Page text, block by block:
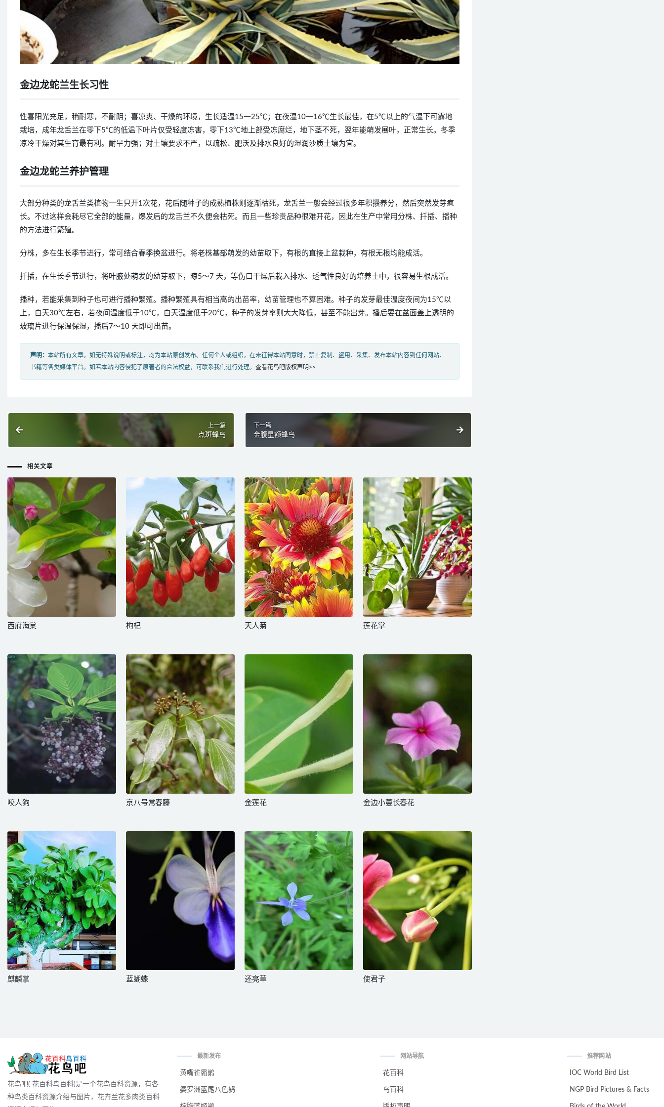
金边龙蛇兰生长习性
性喜阳光充足，稍耐寒，不耐阴；喜凉爽、干燥的环境，生长适温15一25℃；在夜温10一16℃生长最佳，在5℃以上的气温下可露地
栽培，成年龙舌兰在零下5℃的低温下叶片仅受轻度冻害，零下13℃地上部受冻腐烂，地下茎不死，翌年能萌发展叶，正常生长。冬季
凉冷干燥对其生育最有利。耐旱力强；对土壤要求不严，以疏松、肥沃及排水良好的湿润沙质土壤为宜。
金边龙蛇兰养护管理
大部分种类的龙舌兰类植物一生只开1次花，花后随种子的成熟植株则逐渐枯死，龙舌兰一般会经过很多年积攒养分，然后突然发芽疯
长。不过这样会耗尽它全部的能量，爆发后的龙舌兰不久便会枯死。而且一些珍贵品种很难开花，因此在生产中常用分株、扦插、播种
的方法进行繁殖。
分株，多在生长季节进行，常可结合春季换盆进行。将老株基部萌发的幼苗取下，有根的直接上盆栽种，有根无根均能成活。
扦插，在生长季节进行，将叶腋处萌发的幼芽取下，晾5～7 天，等伤口干燥后栽入排水、透气性良好的培养土中，很容易生根成活。
播种，若能采集到种子也可进行播种繁殖。播种繁殖具有相当高的出苗率，幼苗管理也不算困难。种子的发芽最佳温度夜间为15℃以
上，白天30℃左右，若夜间温度低于10℃，白天温度低于20℃，种子的发芽率则大大降低，甚至不能出芽。播后要在盆面盖上透明的
玻璃片进行保温保湿，播后7～10 天即可出苗。
声明： 本站所有文章，如无特殊说明或标注，均为本站原创发布。任何个人或组织，在未征得本站同意时，禁止复制、盗用、采集、发布本站内容到任何网站、
书籍等各类媒体平台。如若本站内容侵犯了原著者的合法权益，可联系我们进行处理。 查看花鸟吧版权声明>>
上一篇
点斑蜂鸟
下一篇
金腹星额蜂鸟
相关文章
西府海棠 枸杞 天人菊 莲花掌
咬人狗 京八号常春藤 金莲花 金边小蔓长春花
麒麟掌 蓝蝴蝶 还亮草 使君子
花鸟吧( 花百科鸟百科)是一个花鸟百科资源，有各
种鸟类百科资源介绍与图片，花卉兰花多肉类百科
最新发布
黄嘴雀霸鹟
婆罗洲蓝尾八色鸫
网站导航
花百科
鸟百科
推荐网站
IOC World Bird List
NGP Bird Pictures & Facts